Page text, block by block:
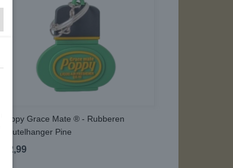
Poppy Grace Mate ® - Rubberen
Sleutelhanger Pine
€ 2,99